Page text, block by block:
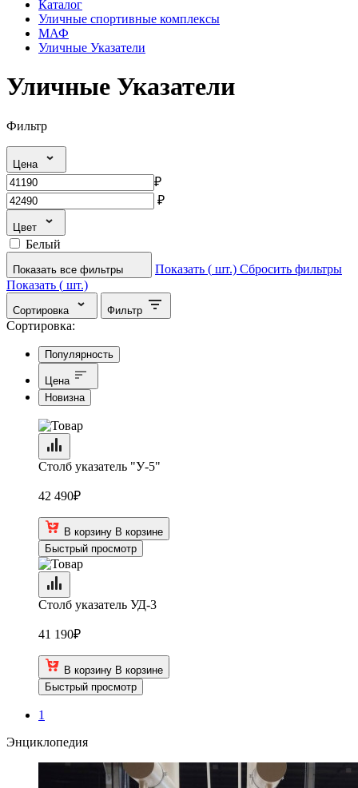
Каталог
Уличные спортивные комплексы
МАФ
Уличные Указатели
Уличные Указатели
Фильтр
Цена
₽
₽
Цвет
Белый
Показать все фильтры Показать ( шт.) Сбросить фильтры
Показать ( шт.)
Сортировка Фильтр
Сортировка:
Популярность
Цена
Новизна
Столб указатель "У-5"
42 490₽
В корзину В корзине
Быстрый просмотр
Столб указатель УД-3
41 190₽
В корзину В корзине
Быстрый просмотр
1
Энциклопедия